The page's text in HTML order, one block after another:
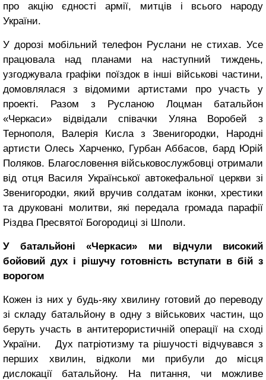
про акцію єдності армії, митців і всього народу
України.
У дорозі мобільний телефон Руслани не стихав. Усе
працювала над планами на наступний тиждень,
узгоджувала графіки поїздок в інші військові частини,
домовлялася з відомими артистами про участь у
проекті. Разом з Русланою Лоцман батальйон
«Черкаси» відвідали співачки Уляна Воробей з
Тернополя, Валерія Кисла з Звенигородки, Народні
артисти Олесь Харченко, Гурбан Аббасов, бард Юрій
Поляков. Благословення військовослужбовці отримали
від отця Василя Української автокефальної церкви зі
Звенигородки, який вручив солдатам іконки, хрестики
та друковані молитви, які передала громада парафії
Різдва Пресвятої Богородиці зі Шполи.
У батальйоні «Черкаси» ми відчули високий
бойовий дух і рішучу готовність вступати в бій з
ворогом
Кожен із них у будь-яку хвилину готовий до переводу
зі складу батальйону в одну з військових частин, що
беруть участь в антитерористичній операції на сході
України. Дух патріотизму та рішучості відчувався з
перших хвилин, відколи ми прибули до місця
дислокації батальйону. На питання, чи можливе